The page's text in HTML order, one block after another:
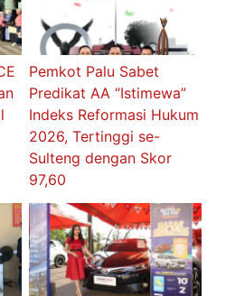
Pemkot Palu Sabet
Predikat AA “Istimewa”
Indeks Reformasi Hukum
2026, Tertinggi se-
Sulteng dengan Skor
97,60